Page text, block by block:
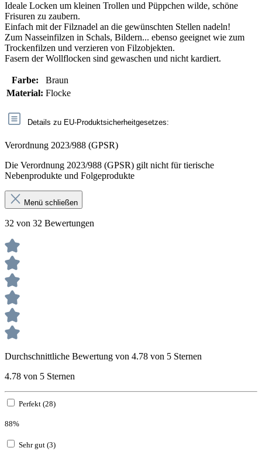
Ideale Locken um kleinen Trollen und Püppchen wilde, schöne
Frisuren zu zaubern.
Einfach mit der Filznadel an die gewünschten Stellen nadeln!
Zum Nasseinfilzen in Schals, Bildern... ebenso geeignet wie zum
Trockenfilzen und verzieren von Filzobjekten.
Fasern der Wollflocken sind gewaschen und nicht kardiert.
Farbe:
Braun
Material: Flocke
Details zu EU-Produktsicherheitgesetzes:
Verordnung 2023/988 (GPSR)
Die Verordnung 2023/988 (GPSR) gilt nicht für tierische
Nebenprodukte und Folgeprodukte
Menü schließen
32 von 32 Bewertungen
Durchschnittliche Bewertung von 4.78 von 5 Sternen
4.78 von 5 Sternen
Perfekt (28)
88%
Sehr gut (3)